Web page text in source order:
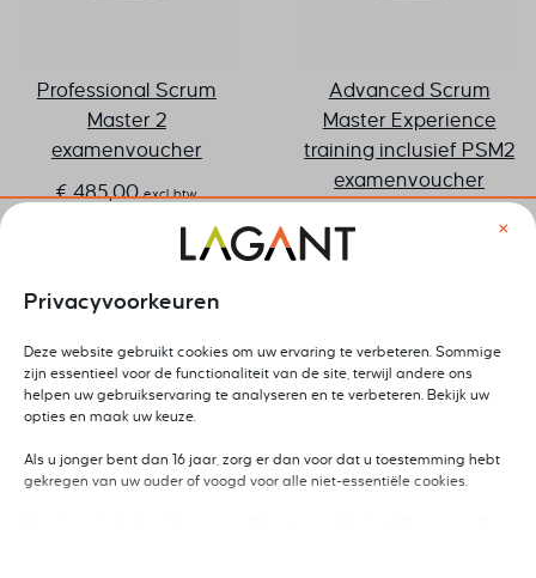
Professional Scrum
Master 2
examenvoucher
€485,00 excl. btw
Advanced Scrum
Master Experience
training inclusief PSM2
examenvoucher
€1.635,00
Privacyvoorkeuren
×
Deze website gebruikt cookies om uw ervaring te verbeteren. Sommige
zijn essentieel voor de functionaliteit van de site, terwijl andere ons
helpen uw gebruikservaring te analyseren en te verbeteren. Bekijk uw
opties en maak uw keuze.
Als u jonger bent dan 16 jaar, zorg er dan voor dat u toestemming hebt
gekregen van uw ouder of voogd voor alle niet-essentiële cookies.